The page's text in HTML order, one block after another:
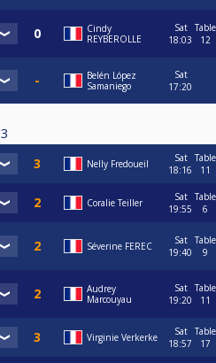
Cindy
REYBEROLLE
Sat
18:03
Table
12
Belén López
Samaniego
Sat
17:20
3
Nelly Fredoueil
Sat
18:16
Table
11
Coralie Teiller
Sat
19:55
Table
6
Séverine FEREC
Sat
19:40
Table
9
Audrey
Marcouyau
Sat
19:20
Table
11
Virginie Verkerke
Sat
18:57
Table
17